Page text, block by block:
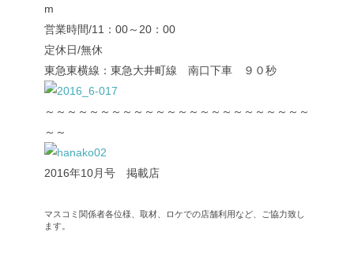
m
営業時間/11：00～20：00
定休日/無休
東急東横線：東急大井町線 南口下車 ９０秒
～～～～～～～～～～～～～～～～～～～～～～～～
～～
2016年10月号 掲載店
マスコミ関係者各位様、取材、ロケでの店舗利用など、ご協力致し
ます。